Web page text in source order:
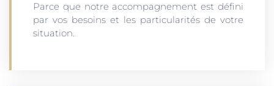
Parce que notre accompagnement est défini
par vos besoins et les particularités de votre
situation.